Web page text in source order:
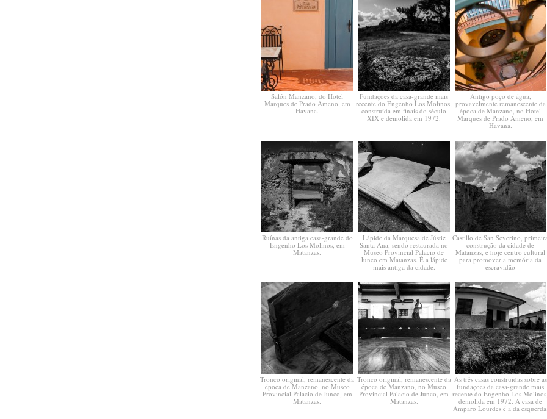
Salón Manzano, do Hotel
Marques de Prado Ameno, em
Havana.
Fundações da casa-grande mais
recente do Engenho Los Molinos,
construída em finais do século
XIX e demolida em 1972.
Antigo poço de água,
provavelmente remanescente da
época de Manzano, no Hotel
Marques de Prado Ameno, em
Havana.
Ruínas da antiga casa-grande do
Engenho Los Molinos, em
Matanzas.
Lápide da Marquesa de Jústiz
Santa Ana, sendo restaurada no
Museo Provincial Palacio de
Junco em Matanzas. É a lápide
mais antiga da cidade.
Castillo de San Severino,
construção da cidade de
Matanzas, e hoje centro cultural
para promover a memória da
escravidão
Tronco original, remanescente da
época de Manzano, no Museo
Provincial Palacio de Junco, em
Matanzas.
Tronco original, remanescente da
época de Manzano, no Museo
Provincial Palacio de Junco, em
Matanzas.
As três casas construídas sobre as
fundações da casa-grande mais
recente do Engenho Los Molinos,
demolida em 1972. A casa de
Amparo Lourdes é a da esquerda.